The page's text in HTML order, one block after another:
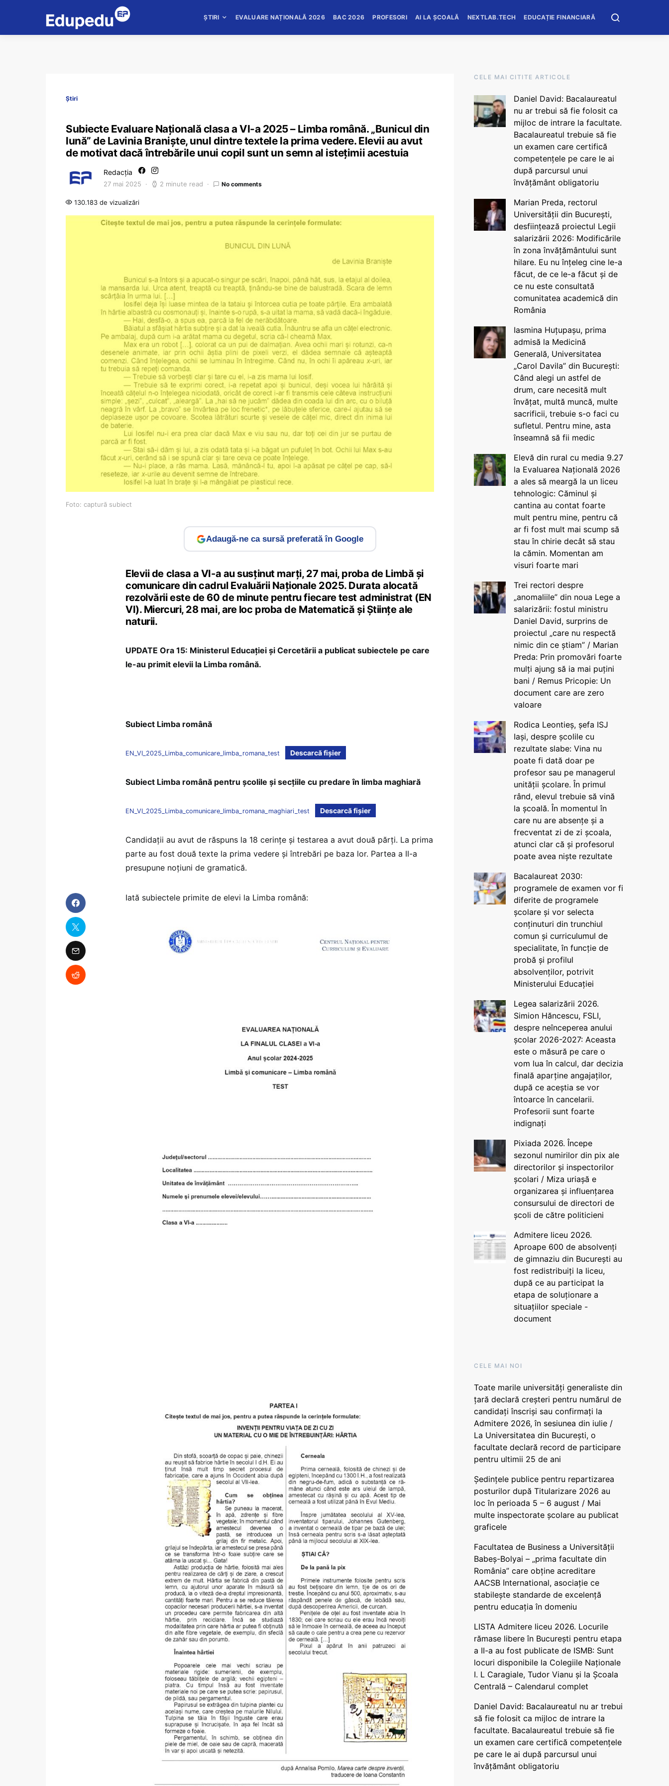
ȘTIRI EVALUARE NAȚIONALĂ 2026 BAC 2026 PROFESORI AI LA ȘCOALĂ NEXTLAB.TECH EDUCAȚIE FINANCIARĂ
Știri
Subiecte Evaluare Națională clasa a VI-a 2025 – Limba română. „Bunicul din
lună” de Lavinia Braniște, unul dintre textele la prima vedere. Elevii au avut
de motivat dacă întrebările unui copil sunt un semn al istețimii acestuia
Redacția
27 mai 2025 2 minute read No comments
130.183 de vizualizări
Foto: captură subiect
Adaugă-ne ca sursă preferată în Google
Elevii de clasa a VI-a au susținut marți, 27 mai, proba de Limbă și
comunicare din cadrul Evaluării Naționale 2025. Durata alocată
rezolvării este de 60 de minute pentru fiecare test administrat (EN
VI). Miercuri, 28 mai, are loc proba de Matematică și Științe ale
naturii.
UPDATE Ora 15: Ministerul Educației și Cercetării a publicat subiectele pe care
le-au primit elevii la Limba română.
Subiect Limba română
EN_VI_2025_Limba_comunicare_limba_romana_test Descarcă fișier
Subiect Limba română pentru școlile și secțiile cu predare în limba maghiară
EN_VI_2025_Limba_comunicare_limba_romana_maghiari_test Descarcă fișier
Candidații au avut de răspuns la 18 cerințe și testarea a avut două părți. La prima
parte au fost două texte la prima vedere și întrebări pe baza lor. Partea a II-a
presupune noțiuni de gramatică.
Iată subiectele primite de elevi la Limba română:
CELE MAI CITITE ARTICOLE
Daniel David: Bacalaureatul
nu ar trebui să fie folosit ca
mijloc de intrare la facultate.
Bacalaureatul trebuie să fie
un examen care certifică
competențele pe care le ai
după parcursul unui
învățământ obligatoriu
Marian Preda, rectorul
Universității din București,
desființează proiectul Legii
salarizării 2026: Modificările
în zona învățământului sunt
hilare. Eu nu înțeleg cine le-a
făcut, de ce le-a făcut și de
ce nu este consultată
comunitatea academică din
România
Iasmina Huțupașu, prima
admisă la Medicină
Generală, Universitatea
„Carol Davila” din București:
Când alegi un astfel de
drum, care necesită mult
învățat, multă muncă, multe
sacrificii, trebuie s-o faci cu
sufletul. Pentru mine, asta
înseamnă să fii medic
Elevă din rural cu media 9.27
la Evaluarea Națională 2026
a ales să meargă la un liceu
tehnologic: Căminul și
cantina au contat foarte
mult pentru mine, pentru că
ar fi fost mult mai scump să
stau în chirie decât să stau
la cămin. Momentan am
visuri foarte mari
Trei rectori despre
„anomaliile” din noua Lege a
salarizării: fostul ministru
Daniel David, surprins de
proiectul „care nu respectă
nimic din ce știam” / Marian
Preda: Prin promovări foarte
mulți ajung să ia mai puțini
bani / Remus Pricopie: Un
document care are zero
valoare
Rodica Leontieș, șefa ISJ
Iași, despre școlile cu
rezultate slabe: Vina nu
poate fi dată doar pe
profesor sau pe managerul
unității școlare. În primul
rând, elevul trebuie să vină
la școală. În momentul în
care nu are absențe și a
frecventat zi de zi școala,
atunci clar că și profesorul
poate avea niște rezultate
Bacalaureat 2030:
programele de examen vor fi
diferite de programele
școlare și vor selecta
conținuturi din trunchiul
comun și curriculumul de
specialitate, în funcție de
probă și profilul
absolvenților, potrivit
Ministerului Educației
Legea salarizării 2026.
Simion Hăncescu, FSLI,
despre neînceperea anului
școlar 2026-2027: Aceasta
este o măsură pe care o
vom lua în calcul, dar decizia
finală aparține angajaților,
după ce aceștia se vor
întoarce în cancelarii.
Profesorii sunt foarte
indignați
Pixiada 2026. Începe
sezonul numirilor din pix ale
directorilor și inspectorilor
școlari / Miza uriașă e
organizarea și influențarea
consursului de directori de
școli de către politicieni
Admitere liceu 2026.
Aproape 600 de absolvenți
de gimnaziu din București au
fost redistribuiți la liceu,
după ce au participat la
etapa de soluționare a
situațiilor speciale -
document
CELE MAI NOI
Toate marile universități generaliste din
țară declară creșteri pentru numărul de
candidați înscriși sau confirmați la
Admitere 2026, în sesiunea din iulie /
La Universitatea din București, o
facultate declară record de participare
pentru ultimii 25 de ani
Ședințele publice pentru repartizarea
posturilor după Titularizare 2026 au
loc în perioada 5 – 6 august / Mai
multe inspectorate școlare au publicat
graficele
Facultatea de Business a Universității
Babeș-Bolyai – „prima facultate din
România” care obține acreditare
AACSB International, asociație ce
stabilește standarde de excelență
pentru educația în domeniu
LISTA Admitere liceu 2026. Locurile
rămase libere în București pentru etapa
a II-a au fost publicate de ISMB: Sunt
locuri disponibile la Colegiile Naționale
I. L Caragiale, Tudor Vianu și la Școala
Centrală – Calendarul complet
Daniel David: Bacalaureatul nu ar trebui
să fie folosit ca mijloc de intrare la
facultate. Bacalaureatul trebuie să fie
un examen care certifică competențele
pe care le ai după parcursul unui
învățământ obligatoriu